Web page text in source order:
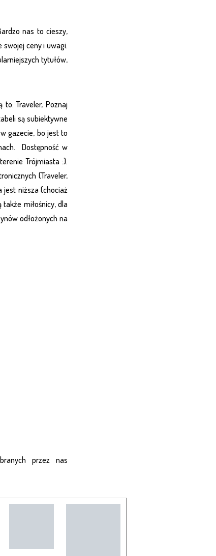
nas to cieszy,
ceny i uwagi.
tytułów,
Traveler, Poznaj
są subiektywne
gazecie, bo jest to
Dostępność w
Trójmiasta :).
(Traveler,
jest niższa (chociaż
miłośnicy, dla
odłożonych na
przez nas